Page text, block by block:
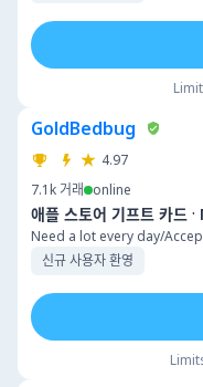
GoldBedbug
4.97
7.1k 거래 online
애플 스토어 기프트 카드 ·
Need a lot every day/
신규 사용자 환영